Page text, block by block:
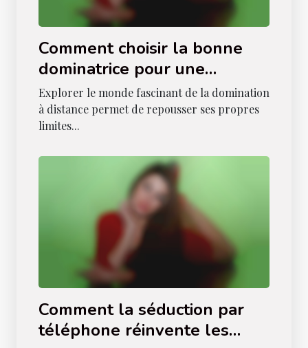
Comment choisir la bonne
dominatrice pour une
expérience téléphonique
inoubliable
Explorer le monde fascinant de la domination
à distance permet de repousser ses propres
limites...
Comment la séduction par
téléphone réinvente les